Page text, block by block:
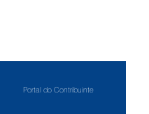
Portal do Contribuinte